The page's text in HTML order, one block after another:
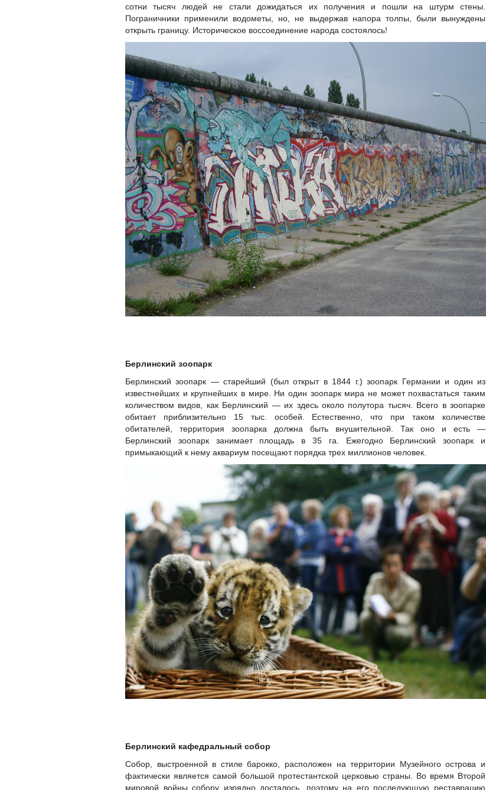
сотни тысяч людей не стали дожидаться их получения и пошли на штурм стены.
Пограничники применили водометы, но, не выдержав напора толпы, были вынуждены
открыть границу. Историческое воссоединение народа состоялось!
Берлинский зоопарк
Берлинский зоопарк — старейший (был открыт в 1844 г.) зоопарк Германии и один из
известнейших и крупнейших в мире. Ни один зоопарк мира не может похвастаться таким
количеством видов, как Берлинский — их здесь около полутора тысяч. Всего в зоопарке
обитает приблизительно 15 тыс. особей. Естественно, что при таком количестве
обитателей, территория зоопарка должна быть внушительной. Так оно и есть —
Берлинский зоопарк занимает площадь в 35 га. Ежегодно Берлинский зоопарк и
примыкающий к нему аквариум посещают порядка трех миллионов человек.
Берлинский кафедральный собор
Собор, выстроенной в стиле барокко, расположен на территории Музейного острова и
фактически является самой большой протестантской церковью страны. Во время Второй
мировой войны собору изрядно досталось, поэтому на его последующую реставрацию